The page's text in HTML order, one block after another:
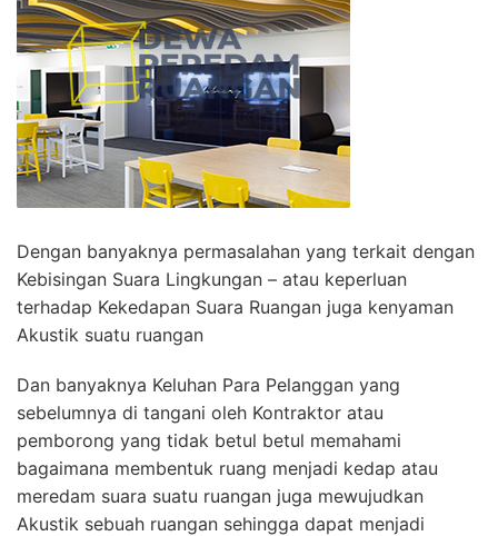
Dengan banyaknya permasalahan yang terkait dengan
Kebisingan Suara Lingkungan – atau keperluan
terhadap Kekedapan Suara Ruangan juga kenyaman
Akustik suatu ruangan
Dan banyaknya Keluhan Para Pelanggan yang
sebelumnya di tangani oleh Kontraktor atau
pemborong yang tidak betul betul memahami
bagaimana membentuk ruang menjadi kedap atau
meredam suara suatu ruangan juga mewujudkan
Akustik sebuah ruangan sehingga dapat menjadi